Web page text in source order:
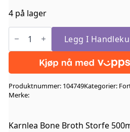
4 på lager
Karnlea
Bone
Storfe
antall
Legg I
Produktnummer: 104749Kategorier:
Merke:
Karnlea Bone Broth Storfe